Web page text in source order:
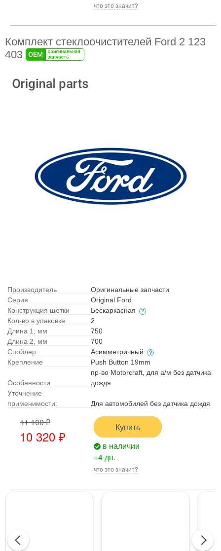
что это значит?
Комплект стеклоочистителей Ford 2 123
403
Производитель
Оригинальные запчасти
Серия
Original Ford
Конструкция щетки
Бескаркасная
Кол-во в упаковке
2
Длина 1, мм
750
Длина 2, мм
700
Спойлер
Асимметричный
Крепление
Push Button 19mm
Особенности
пр-во Motorcraft, для а/м без датчика
дождя
Уточнение
применимости:
Для автомобилей без датчика дождя
11 100 ₽
10 320 ₽
Купить
в наличии
+4 дн.
что это значит?